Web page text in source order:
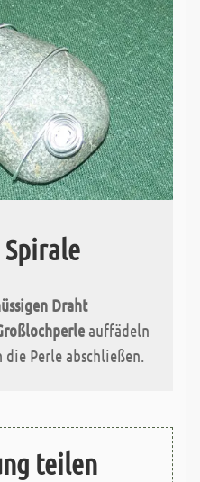
Draht
auffädeln
die Perle abschließen.
teilen